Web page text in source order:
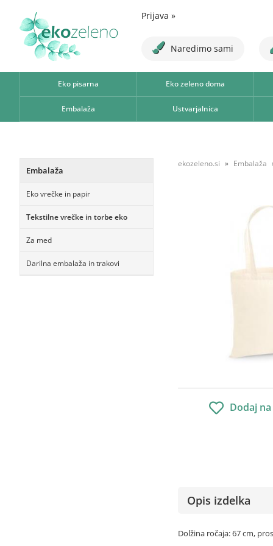
Prijava »
Naredimo sami
Eko pisarna Eko zeleno doma
Embalaža Ustvarjalnica
Embalaža
Eko vrečke in papir
Tekstilne vrečke in torbe eko
Za med
Darilna embalaža in trakovi
ekozeleno.si Embalaža
Dodaj
Opis izdelka
Dolžina ročaja: 67 cm,